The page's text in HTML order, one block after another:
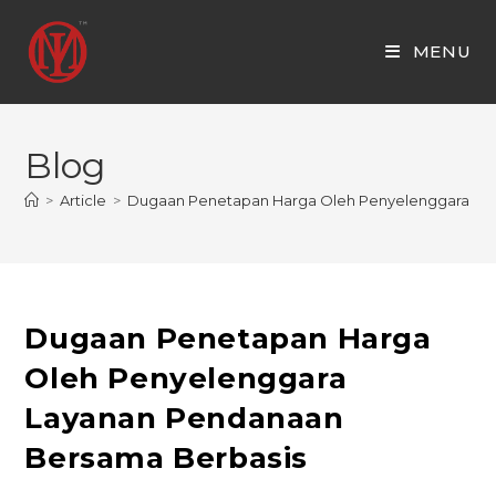
content
MENU
Blog
> Article > Dugaan Penetapan Harga Oleh Penyelenggara
Dugaan Penetapan Harga
Oleh Penyelenggara
Layanan Pendanaan
Bersama Berbasis